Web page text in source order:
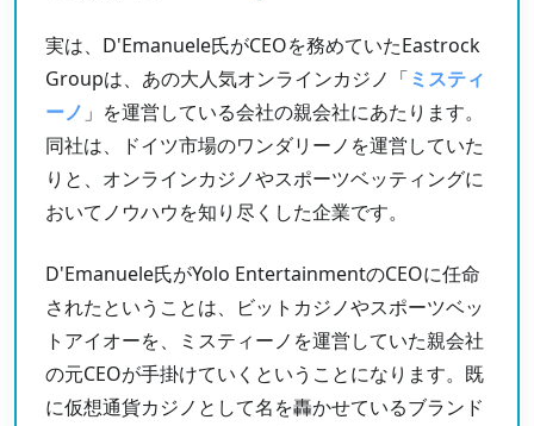
実は、D'Emanuele氏がCEOを務めていたEastrock
Groupは、あの大人気オンラインカジノ「ミスティ
ーノ 」を運営している会社の親会社にあたります。
同社は、ドイツ市場のワンダリーノを運営していた
りと、オンラインカジノやスポーツベッティングに
おいてノウハウを知り尽くした企業です。
D'Emanuele氏がYolo EntertainmentのCEOに任命
されたということは、ビットカジノやスポーツベッ
トアイオーを、ミスティーノを運営していた親会社
の元CEOが手掛けていくということになります。既
に仮想通貨カジノとして名を轟かせているブランド